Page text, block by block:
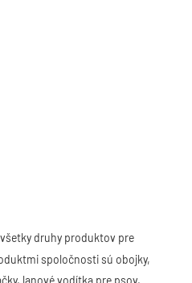
druhy produktov pre
spoločnosti sú obojky,